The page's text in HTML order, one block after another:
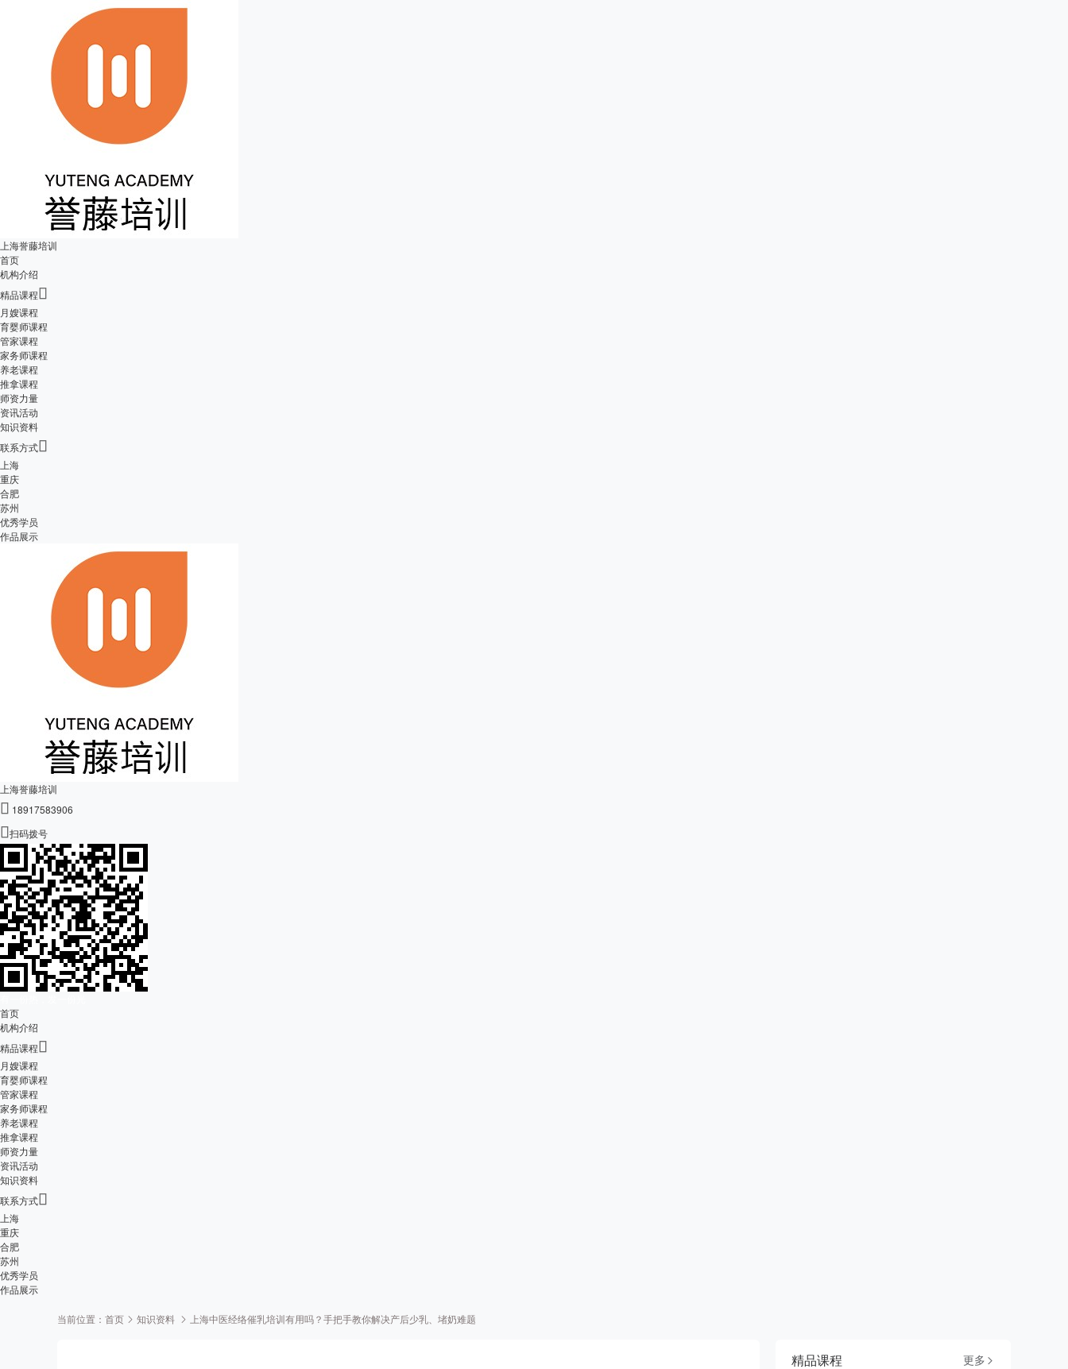
上海誉藤培训
首页
机构介绍
精品课程
月嫂课程
育婴师课程
管家课程
家务师课程
养老课程
推拿课程
师资力量
资讯活动
知识资料
联系方式
上海
重庆
合肥
苏州
优秀学员
作品展示
上海誉藤培训
 18917583906
扫码拨号
首页
机构介绍
精品课程
月嫂课程
育婴师课程
管家课程
家务师课程
养老课程
推拿课程
师资力量
资讯活动
知识资料
联系方式
上海
重庆
合肥
苏州
优秀学员
作品展示
当前位置： 首页 知识资料 上海中医经络催乳培训有用吗？手把手教你解决产后少乳、堵奶难题
精品课程 更多 